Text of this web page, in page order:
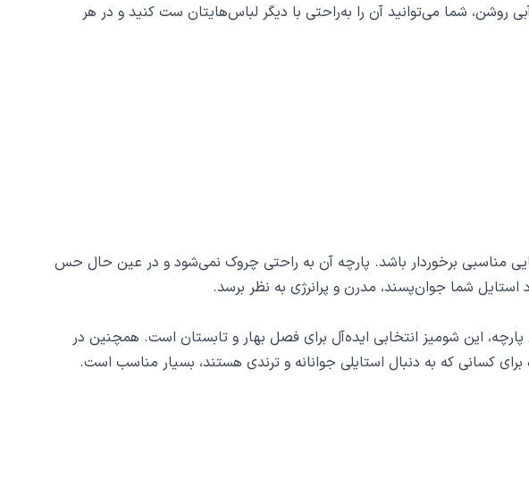
روشن، شما می‌توانید آن را به‌راحتی با دیگر لباس‌هایتان ست کنید و در هر
و ایستایی مناسبی برخوردار باشد. پارچه آن به راحتی چروک نمی‌شود و در عین حال حس
شما جوان‌پسند، مدرن و پرانرژی به نظر برسد.
این شومیز انتخابی ایده‌آل برای فصل بهار و تابستان است. همچنین در
کسانی که به دنبال استایلی جوانانه و ترندی هستند، بسیار مناسب است.